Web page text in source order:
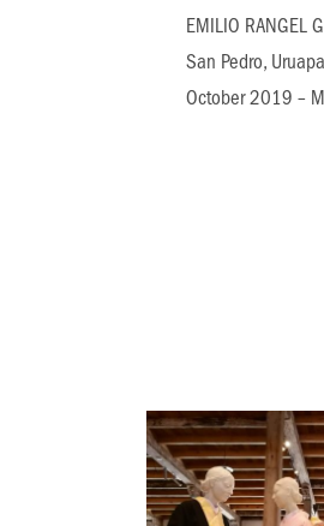
EMILIO RANGEL
San Pedro,
October 2019 –